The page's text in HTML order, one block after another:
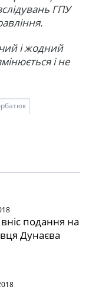
ГПУ
і жодний
і не
подання на
Дунаєва